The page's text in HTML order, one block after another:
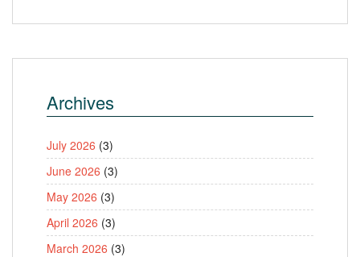
Archives
July 2026 (3)
June 2026 (3)
May 2026 (3)
April 2026 (3)
March 2026 (3)